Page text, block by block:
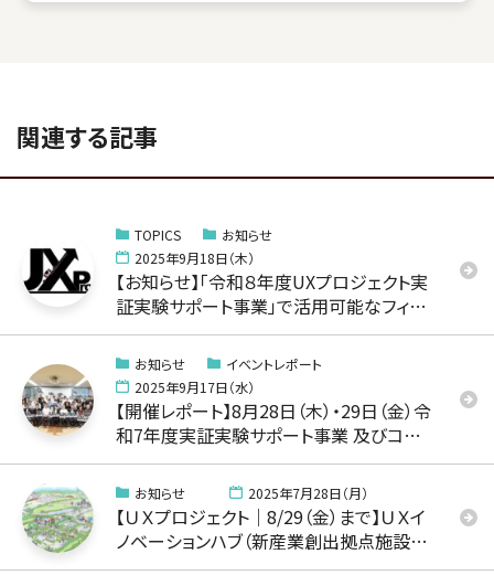
関連する記事
【お知らせ】「令和８年度UXプロジェクト実
証実験サポート事業」で活用可能なフィー
ルドを公開 vol. 1
TOPICS
お知らせ
2025年9月18日（木）
【開催レポート】8月28日（木）・29日（金）令
和7年度実証実験サポート事業 及びコー
ディネート事業のキックオフイベントを開
催しました！
お知らせ
イベントレポート
2025年9月17日（水）
【ＵＸプロジェクト｜8/29（金）まで】ＵＸイ
ノベーションハブ（新産業創出拠点施設）
についてのニーズ調査について
お知らせ 2025年7月28日（月）